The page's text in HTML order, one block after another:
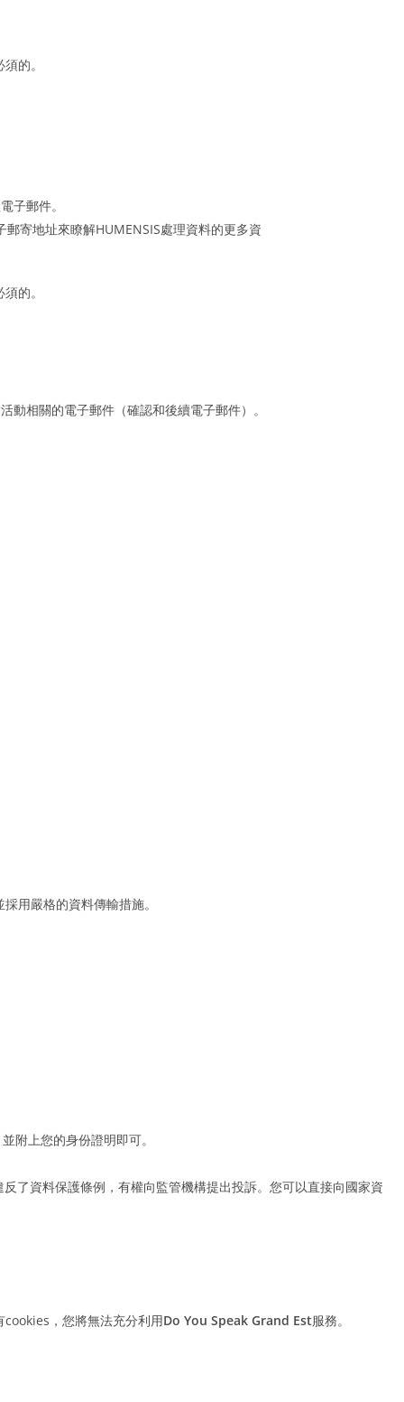
的。
子郵件。
寄地址來瞭解HUMENSIS處理資料的更多資
的。
相關的電子郵件（確認和後續電子郵件）。
用嚴格的資料傳輸措施。
附上您的身份證明即可。
了資料保護條例，有權向監管機構提出投訴。您可以直接向國家資
，您將無法充分利用Do You Speak Grand Est服務。